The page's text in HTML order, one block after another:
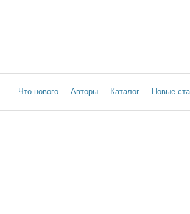
Что нового Авторы Каталог Новые